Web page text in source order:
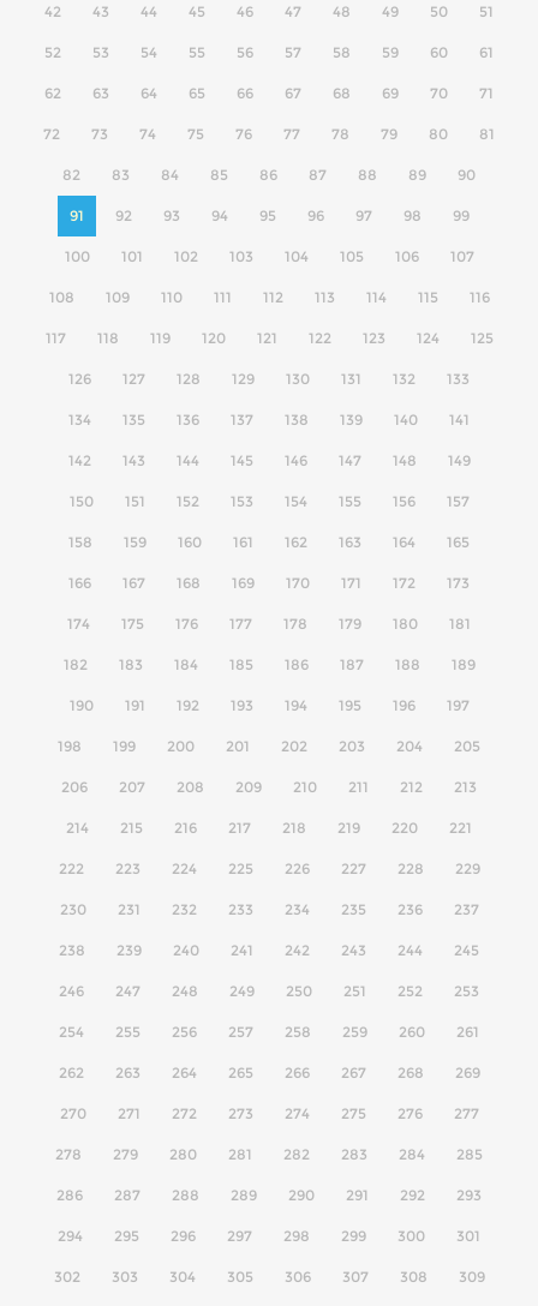
42 43 44 45 46 47 48 49 50 51
52 53 54 55 56 57 58 59 60 61
62 63 64 65 66 67 68 69 70 71
72 73 74 75 76 77 78 79 80 81
82 83 84 85 86 87 88 89 90
91 92 93 94 95 96 97 98 99
100 101 102 103 104 105 106 107
108 109 110 111 112 113 114 115 116
117 118 119 120 121 122 123 124 125
126 127 128 129 130 131 132 133
134 135 136 137 138 139 140 141
142 143 144 145 146 147 148 149
150 151 152 153 154 155 156 157
158 159 160 161 162 163 164 165
166 167 168 169 170 171 172 173
174 175 176 177 178 179 180 181
182 183 184 185 186 187 188 189
190 191 192 193 194 195 196 197
198 199 200 201 202 203 204 205
206 207 208 209 210 211 212 213
214 215 216 217 218 219 220 221
222 223 224 225 226 227 228 229
230 231 232 233 234 235 236 237
238 239 240 241 242 243 244 245
246 247 248 249 250 251 252 253
254 255 256 257 258 259 260 261
262 263 264 265 266 267 268 269
270 271 272 273 274 275 276 277
278 279 280 281 282 283 284 285
286 287 288 289 290 291 292 293
294 295 296 297 298 299 300 301
302 303 304 305 306 307 308 309